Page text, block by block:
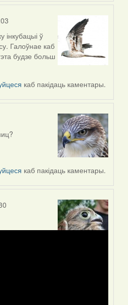
інкубацыі ў
Галоўнае каб
будзе больш
каб пакідаць каментары.
каб пакідаць каментары.